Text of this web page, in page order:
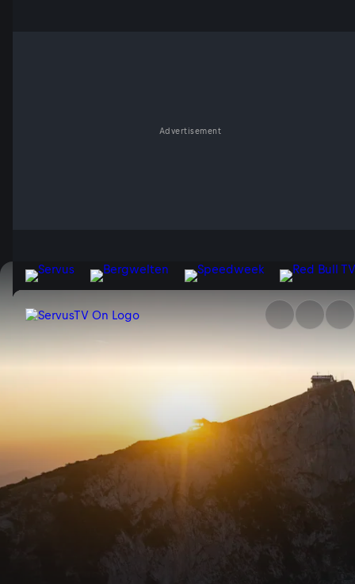
Advertisement
Hoch über dem